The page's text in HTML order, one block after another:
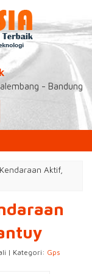
- Bandung
Aktif,
| Kategori: Gps